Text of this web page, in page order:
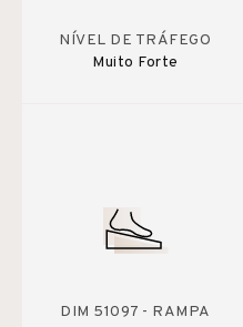
NÍVEL DE TRÁFEGO
Muito Forte
DIM 51097 - RAMPA